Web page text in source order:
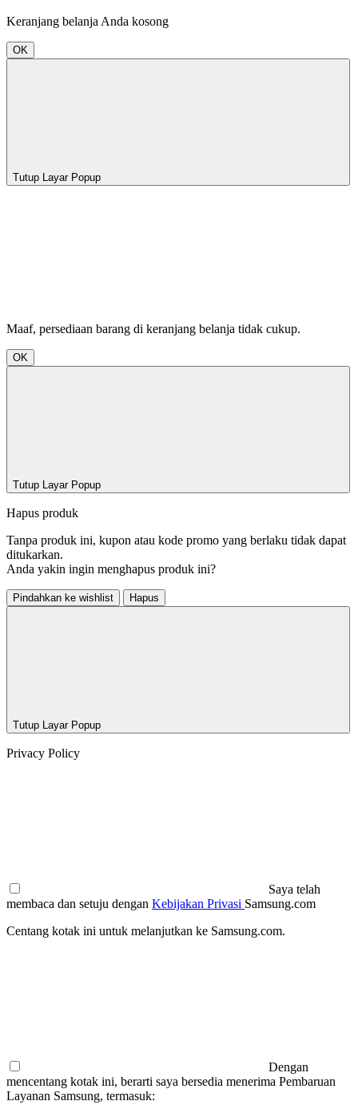
Keranjang belanja Anda kosong
OK
Tutup Layar Popup
Maaf, persediaan barang di keranjang belanja tidak cukup.
OK
Tutup Layar Popup
Hapus produk
Tanpa produk ini, kupon atau kode promo yang berlaku tidak dapat
ditukarkan.
Anda yakin ingin menghapus produk ini?
Pindahkan ke wishlist Hapus
Tutup Layar Popup
Privacy Policy
Saya telah
membaca dan setuju dengan Kebijakan Privasi Samsung.com
Centang kotak ini untuk melanjutkan ke Samsung.com.
Dengan
mencentang kotak ini, berarti saya bersedia menerima Pembaruan
Layanan Samsung, termasuk: